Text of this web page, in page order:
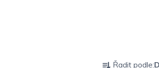
Ř Řadit podle: